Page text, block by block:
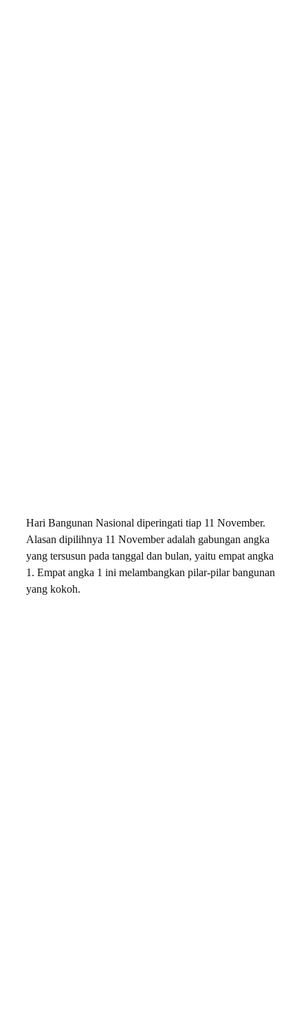
Hari Bangunan Nasional diperingati tiap 11 November.
Alasan dipilihnya 11 November adalah gabungan angka
yang tersusun pada tanggal dan bulan, yaitu empat angka
1. Empat angka 1 ini melambangkan pilar-pilar bangunan
yang kokoh.